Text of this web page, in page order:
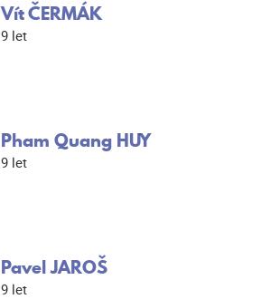
Vít ČERMÁK
9 let
Pham Quang HUY
9 let
Pavel JAROŠ
9 let